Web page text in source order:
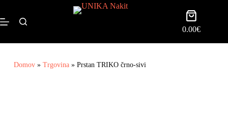
0.00€
Domov» Trgovina» Prstan TRIKO črno-sivi